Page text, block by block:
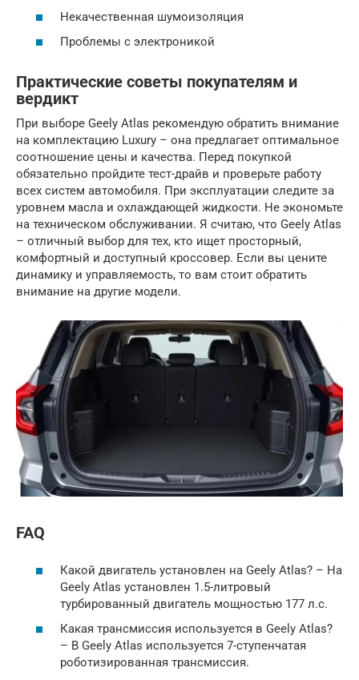
Некачественная шумоизоляция
Проблемы с электроникой
Практические советы покупателям и
вердикт
При выборе Geely Atlas рекомендую обратить внимание
на комплектацию Luxury – она предлагает оптимальное
соотношение цены и качества. Перед покупкой
обязательно пройдите тест-драйв и проверьте работу
всех систем автомобиля. При эксплуатации следите за
уровнем масла и охлаждающей жидкости. Не экономьте
на техническом обслуживании. Я считаю, что Geely Atlas
– отличный выбор для тех, кто ищет просторный,
комфортный и доступный кроссовер. Если вы цените
динамику и управляемость, то вам стоит обратить
внимание на другие модели.
FAQ
Какой двигатель установлен на Geely Atlas? – На
Geely Atlas установлен 1.5-литровый
турбированный двигатель мощностью 177 л.с.
Какая трансмиссия используется в Geely Atlas?
– В Geely Atlas используется 7-ступенчатая
роботизированная трансмиссия.